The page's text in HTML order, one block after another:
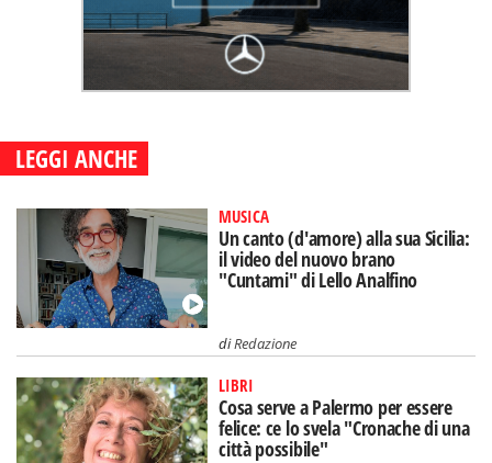
LEGGI ANCHE
MUSICA
Un canto (d'amore) alla sua Sicilia:
il video del nuovo brano
"Cuntami" di Lello Analfino
diRedazione
LIBRI
Cosa serve a Palermo per essere
felice: ce lo svela "Cronache di una
città possibile"